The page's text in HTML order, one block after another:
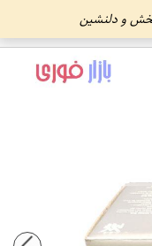
و دلنشین